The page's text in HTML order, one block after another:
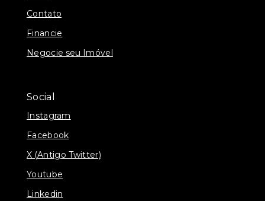
Contato
Financie
Negocie seu Imóvel
Social
Instagram
Facebook
X (Antigo Twitter)
Youtube
Linkedin